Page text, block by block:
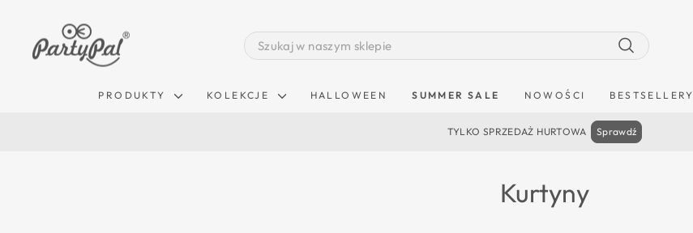
SEARCH
Szukaj
PRODUKTY KOLEKCJE HALLOWEEN SUMMER SALE NOWOŚCI BESTSELLERY
TYLKO SPRZEDAŻ HURTOWA Sprawdź
Kurtyny